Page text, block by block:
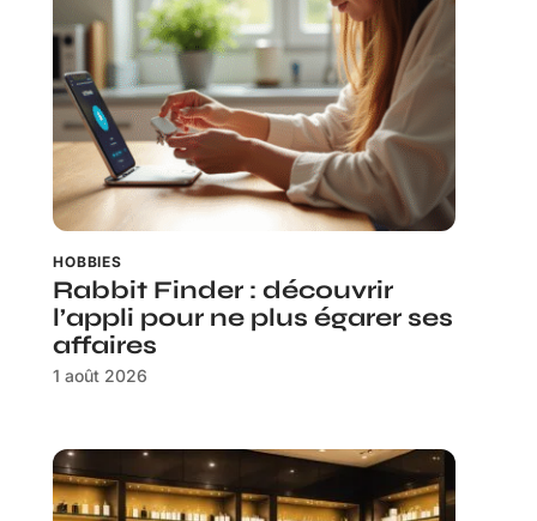
HOBBIES
Rabbit Finder : découvrir
l’appli pour ne plus égarer ses
affaires
1 août 2026